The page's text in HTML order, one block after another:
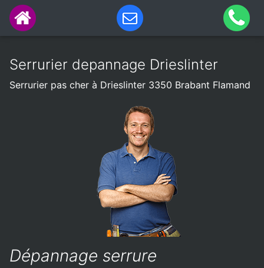
Serrurier depannage Drieslinter
Serrurier pas cher à Drieslinter 3350 Brabant Flamand
Dépannage serrure